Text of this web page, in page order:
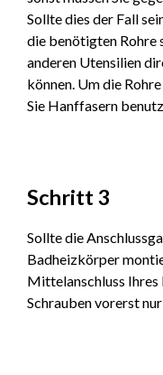
Sollte dies der Fall
die benötigten Rohre
anderen Utensilien
können. Um die
Sie Hanffasern
Schritt 3
Sollte die
Badheizkörper
Mittelanschluss Ihres
Schrauben vorerst